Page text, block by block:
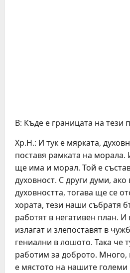
В: Къде е границата на тези
Хр.Н.: И тук е мярката,
поставя рамката на морала.
ще има и морал. Той е
духовност. С други думи,
духовността, тогава ще се
хората, тези наши събратя
работят в негативен план. И
излагат и злепоставят в
гениални в лошото. Така че
работим за доброто. Много,
е мястото на нашите големи